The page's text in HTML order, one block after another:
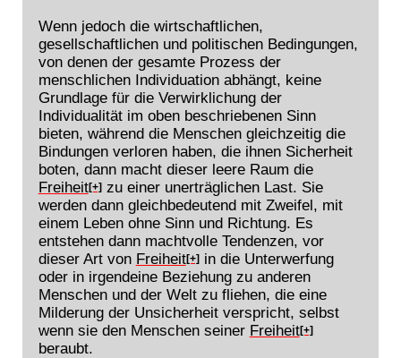
Wenn jedoch die wirtschaftlichen,
gesellschaftlichen und politischen Bedingungen,
von denen der gesamte Prozess der
menschlichen Individuation abhängt, keine
Grundlage für die Verwirklichung der
Individualität im oben beschriebenen Sinn
bieten, während die Menschen gleichzeitig die
Bindungen verloren haben, die ihnen Sicherheit
boten, dann macht dieser leere Raum die
Freiheit[+]zu einer unerträglichen Last. Sie
werden dann gleichbedeutend mit Zweifel, mit
einem Leben ohne Sinn und Richtung. Es
entstehen dann machtvolle Tendenzen, vor
dieser Art von Freiheit[+]in die Unterwerfung
oder in irgendeine Beziehung zu anderen
Menschen und der Welt zu fliehen, die eine
Milderung der Unsicherheit verspricht, selbst
wenn sie den Menschen seiner Freiheit[+]
beraubt.